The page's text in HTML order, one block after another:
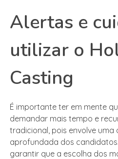
Alertas e
utilizar o
Casting
É importante ter em mente
demandar mais tempo e
tradicional, pois envolve uma
aprofundada dos
garantir que a escolha dos